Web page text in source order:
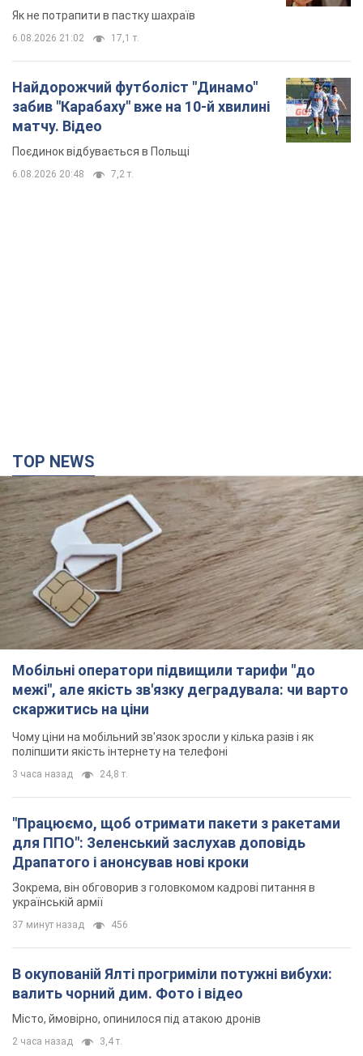
Як не потрапити в пастку шахраїв
6.08.2026 21:02 17,1 т.
Найдорожчий футболіст "Динамо"
забив "Карабаху" вже на 10-й хвилині
матчу. Відео
Поєдинок відбувається в Польщі
6.08.2026 20:48 7,2 т.
TOP NEWS
Мобільні оператори підвищили тарифи "до
межі", але якість зв'язку деградувала: чи варто
скаржитись на ціни
Чому ціни на мобільний зв'язок зросли у кілька разів і як
поліпшити якість інтернету на телефоні
3 часа назад 24,8 т.
"Працюємо, щоб отримати пакети з ракетами
для ППО": Зеленський заслухав доповідь
Драпатого і анонсував нові кроки
Зокрема, він обговорив з головкомом кадрові питання в
українській армії
37 минут назад 456
В окупованій Ялті прогриміли потужні вибухи:
валить чорний дим. Фото і відео
Місто, ймовірно, опинилося під атакою дронів
2 часа назад 3,4 т.